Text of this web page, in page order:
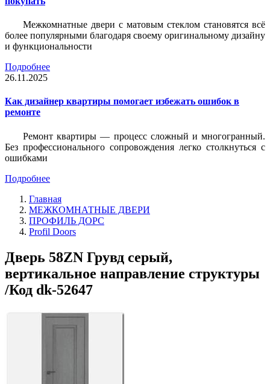
Межкомнатные двери с матовым стеклом становятся всё
более популярными благодаря своему оригинальному дизайну
и функциональности
Подробнее
26.11.2025
Как дизайнер квартиры помогает избежать ошибок в
ремонте
Ремонт квартиры — процесс сложный и многогранный.
Без профессионального сопровождения легко столкнуться с
ошибками
Подробнее
Главная
МЕЖКОМНАТНЫЕ ДВЕРИ
ПРОФИЛЬ ДОРС
Profil Doors
Дверь 58ZN Грувд серый,
вертикальное направление структуры
/Код dk-52647